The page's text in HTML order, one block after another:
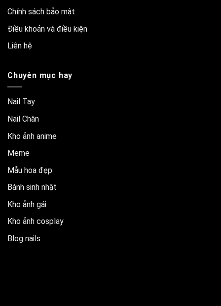
Chính sách bảo mật
Điều khoản và điều kiện
Liên hệ
Chuyên mục hay
Nail Tay
Nail Chân
Kho ảnh anime
Meme
Mẫu hoa đẹp
Bánh sinh nhật
Kho ảnh gái
Kho ảnh cosplay
Blog nails